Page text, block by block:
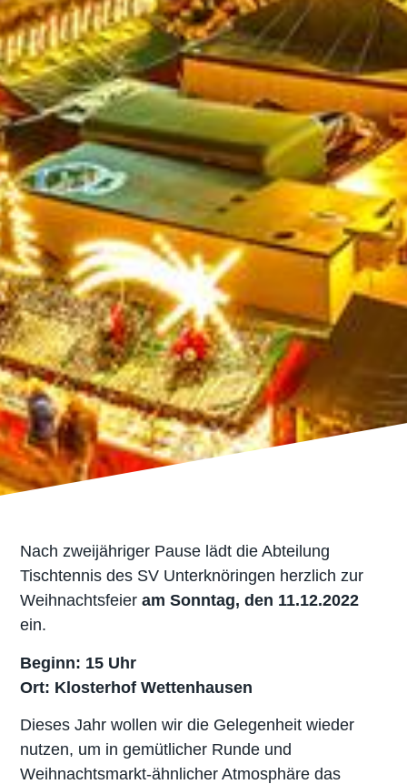
Nach zweijähriger Pause lädt die Abteilung
Tischtennis des SV Unterknöringen herzlich zur
Weihnachtsfeieram Sonntag, den 11.12.2022
ein.
Beginn: 15 Uhr
Ort: Klosterhof Wettenhausen
Dieses Jahr wollen wir die Gelegenheit wieder
nutzen, um in gemütlicher Runde und
Weihnachtsmarkt-ähnlicher Atmosphäre das